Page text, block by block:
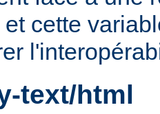
cette
text/html